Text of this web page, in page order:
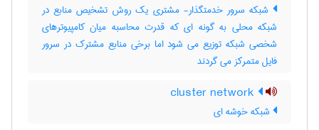
شبکه سرور خدمتگذار- مشتری یک روش تشخیص منابع در
شبکه محلی به گونه ای که قدرت محاسبه میان کامپیوترهای
شخصی شبکه توزیع می شود اما برخی منابع مشترک در سرور
فایل متمرکز می گردند
شبکه خوشه ای